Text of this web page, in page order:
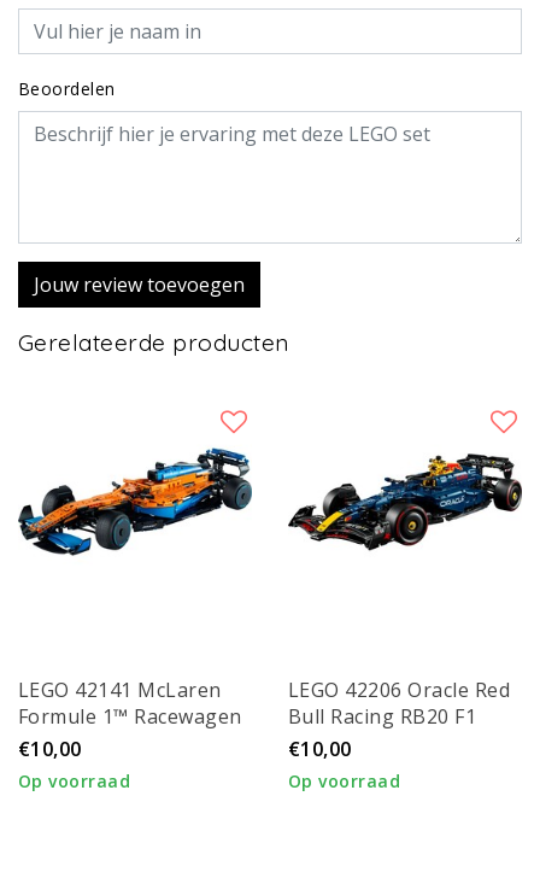
Beoordelen
Jouw review toevoegen
Gerelateerde producten
LEGO 42141 McLaren
Formule 1™ Racewagen
€10,00
Op voorraad
LEGO 42206 Oracle Red
Bull Racing RB20 F1
auto
€10,00
Op voorraad